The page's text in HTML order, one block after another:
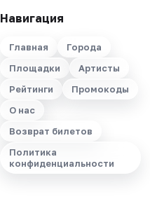
Навигация
Главная
Города
Площадки
Артисты
Рейтинги
Промокоды
О нас
Возврат билетов
Политика
конфиденциальности